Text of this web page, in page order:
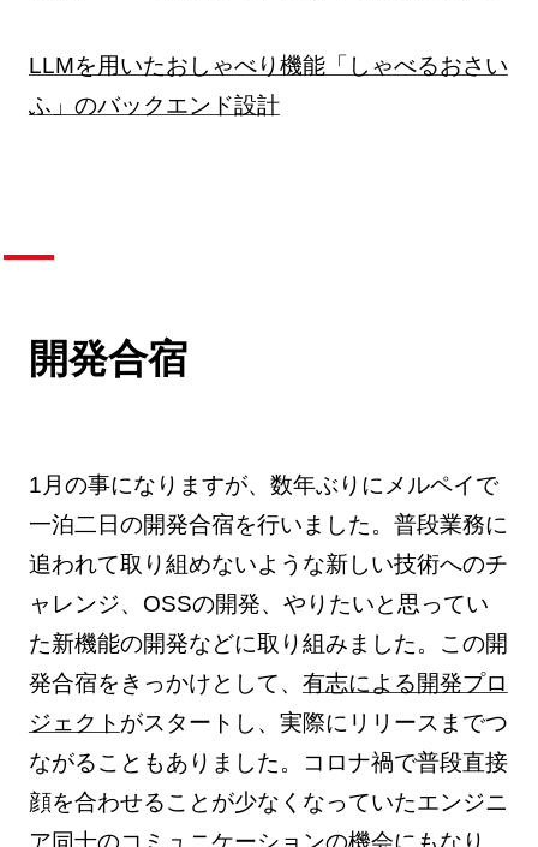
LLMを用いたおしゃべり機能「しゃべるおさい
ふ」のバックエンド設計
開発合宿
1月の事になりますが、数年ぶりにメルペイで
一泊二日の開発合宿を行いました。普段業務に
追われて取り組めないような新しい技術へのチ
ャレンジ、OSSの開発、やりたいと思ってい
た新機能の開発などに取り組みました。この開
発合宿をきっかけとして、 有志による開発プロ
ジェクト がスタートし、実際にリリースまでつ
ながることもありました。コロナ禍で普段直接
顔を合わせることが少なくなっていたエンジニ
ア同士のコミュニケーションの機会にもなり、